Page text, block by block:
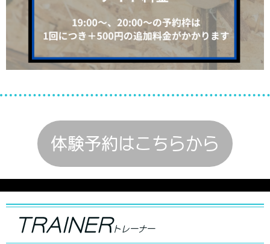
体験予約はこちらから
TRAINER トレーナー